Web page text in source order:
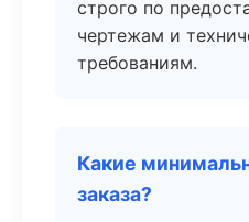
строго по
чертежам и
требованиям.
Какие
заказа?